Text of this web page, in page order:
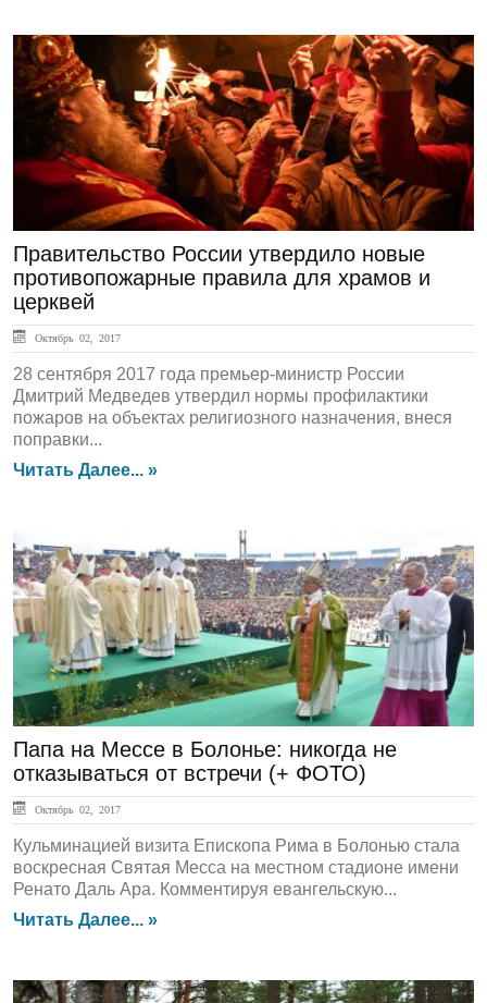
ЛЕНТА НОВОСТЕЙ
Правительство России утвердило новые
противопожарные правила для храмов и
церквей
Октябрь 02, 2017
28 сентября 2017 года премьер-министр России
Дмитрий Медведев утвердил нормы профилактики
пожаров на объектах религиозного назначения, внеся
поправки...
Читать Далее... »
ГЛАВНАЯ
Папа на Мессе в Болонье: никогда не
отказываться от встречи (+ ФОТО)
Октябрь 02, 2017
Кульминацией визита Епископа Рима в Болонью стала
воскресная Святая Месса на местном стадионе имени
Ренато Даль Ара. Комментируя евангельскую...
Читать Далее... »